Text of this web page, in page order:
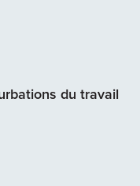
du travail